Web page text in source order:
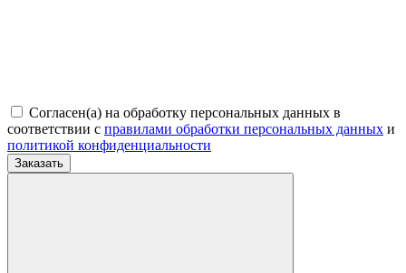
Согласен(а) на обработку персональных данных в
соответствии с правилами обработки персональных данных и
политикой конфиденциальности
Заказать